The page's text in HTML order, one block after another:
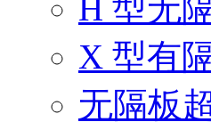
H 型无
X 型有
无隔板